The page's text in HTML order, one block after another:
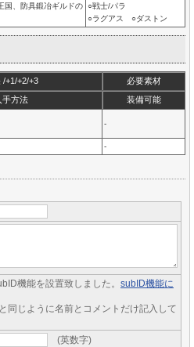
国、防具鍛冶ギルドの
○戦士/パラ
○ラグアス ○ダストン
/+1/+2/+3
必要素材
手方法
装備可能
-
-
機能を設置致しました。 subID機能に
同じように名前とコメントだけ記入して
(英数字)